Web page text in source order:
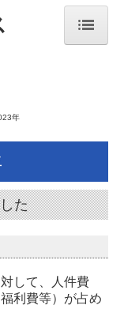
年
た
して、人件費
利費等）が占め